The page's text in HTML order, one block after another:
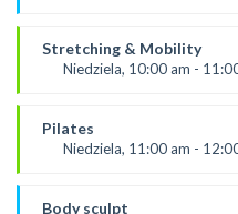
Aneta J
SALA 1
Stretching & Mobility
Niedziela, 10:00 am -
Aneta J
*Zajęcia dla dorosłych i dzieci
Pilates
Niedziela, 11:00 am -
Żaneta
Body sculpt